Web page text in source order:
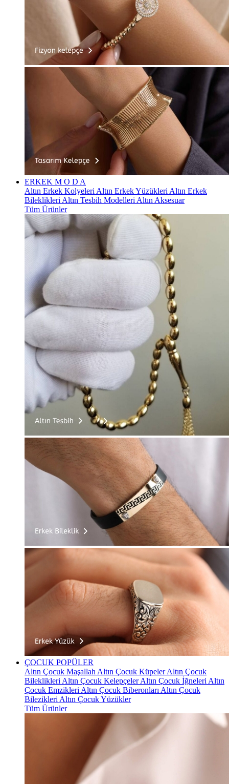
ERKEK M O D A
Altın Erkek Kolyeleri Altın Erkek Yüzükleri Altın Erkek
Bileklikleri Altın Tesbih Modelleri Altın Aksesuar
Tüm Ürünler
ÇOCUK POPÜLER
Altın Çocuk Maşallah Altın Çocuk KüpelerAltın Çocuk
Bileklikleri Altın Çocuk KelepçelerAltın Çocuk İğneleri Altın
Çocuk Emzikleri Altın Çocuk Biberonları Altın Çocuk
Bilezikleri Altın Çocuk Yüzükler
Tüm Ürünler